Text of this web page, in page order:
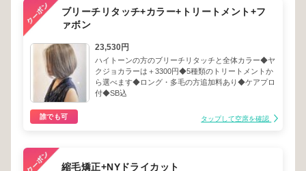
ブリーチリタッチ+カラー+トリートメント+フ
ァボン
23,530円
ハイトーンの方のブリーチリタッチと全体カラー◆ヤ
クジョカラーは＋3300円◆5種類のトリートメントか
ら選べます◆ロング・多毛の方追加料あり◆ケアプロ
付◆SB込
誰でも可 タップして空席を確認
縮毛矯正+NYドライカット